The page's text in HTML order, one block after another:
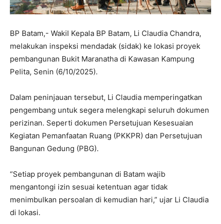
BP Batam,- Wakil Kepala BP Batam, Li Claudia Chandra,
melakukan inspeksi mendadak (sidak) ke lokasi proyek
pembangunan Bukit Maranatha di Kawasan Kampung
Pelita, Senin (6/10/2025).
Dalam peninjauan tersebut, Li Claudia memperingatkan
pengembang untuk segera melengkapi seluruh dokumen
perizinan. Seperti dokumen Persetujuan Kesesuaian
Kegiatan Pemanfaatan Ruang (PKKPR) dan Persetujuan
Bangunan Gedung (PBG).
“Setiap proyek pembangunan di Batam wajib
mengantongi izin sesuai ketentuan agar tidak
menimbulkan persoalan di kemudian hari,” ujar Li Claudia
di lokasi.